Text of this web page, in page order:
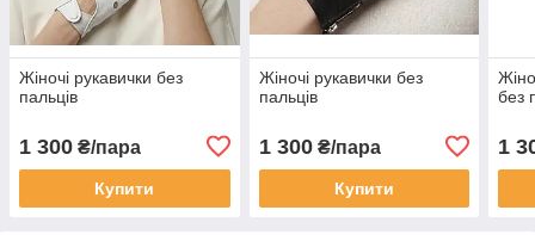
Жіночі рукавички без
пальців
1 300 ₴/пара
Купити
Жіночі рукавички без
пальців
1 300₴/пара
Купити
без
1